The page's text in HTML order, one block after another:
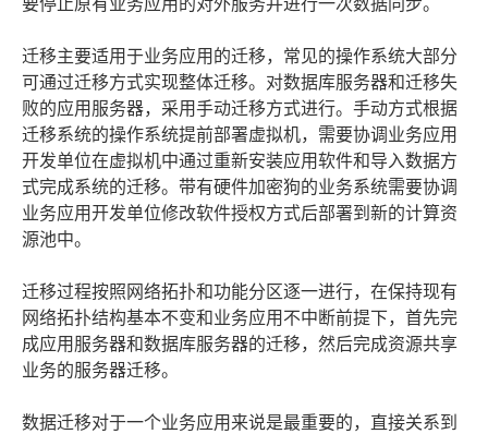
要停止原有业务应用的对外服务并进行一次数据同步。
迁移主要适用于业务应用的迁移，常见的操作系统大部分
可通过迁移方式实现整体迁移。对数据库服务器和迁移失
败的应用服务器，采用手动迁移方式进行。手动方式根据
迁移系统的操作系统提前部署虚拟机，需要协调业务应用
开发单位在虚拟机中通过重新安装应用软件和导入数据方
式完成系统的迁移。带有硬件加密狗的业务系统需要协调
业务应用开发单位修改软件授权方式后部署到新的计算资
源池中。
迁移过程按照网络拓扑和功能分区逐一进行，在保持现有
网络拓扑结构基本不变和业务应用不中断前提下，首先完
成应用服务器和数据库服务器的迁移，然后完成资源共享
业务的服务器迁移。
数据迁移对于一个业务应用来说是最重要的，直接关系到